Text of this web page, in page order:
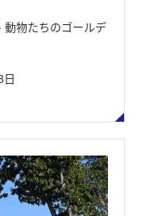
動物たちのゴールデ
日